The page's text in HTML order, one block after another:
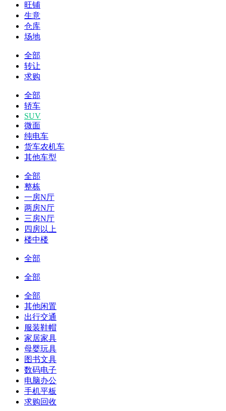
旺铺
生意
仓库
场地
全部
转让
求购
全部
轿车
SUV
微面
纯电车
货车农机车
其他车型
全部
整栋
一房N厅
两房N厅
三房N厅
四房以上
楼中楼
全部
全部
全部
其他闲置
出行交通
服装鞋帽
家居家具
母婴玩具
图书文具
数码电子
电脑办公
手机平板
求购回收